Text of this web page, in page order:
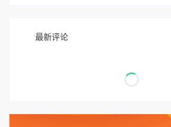
最新评论